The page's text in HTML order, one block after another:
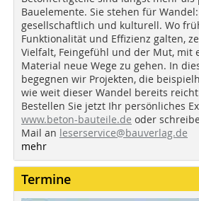
Bauelemente. Sie stehen für
gesellschaftlich und kulturell. Wo
Funktionalität und Effizienz galten,
Vielfalt, Feingefühl und der Mut, mit
Material neue Wege zu gehen. In
begegnen wir Projekten, die
wie weit dieser Wandel bereits
Bestellen Sie jetzt Ihr persönliches
www.beton-bauteile.de oder
Mail an leserservice@bauverlag.de
mehr
Termine